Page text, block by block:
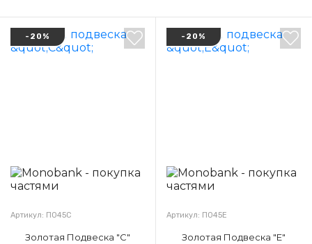
-20%
Артикул: П045С
Золотая Подвеска "С"
-20%
Артикул: П045Е
Золотая Подвеска "Е"